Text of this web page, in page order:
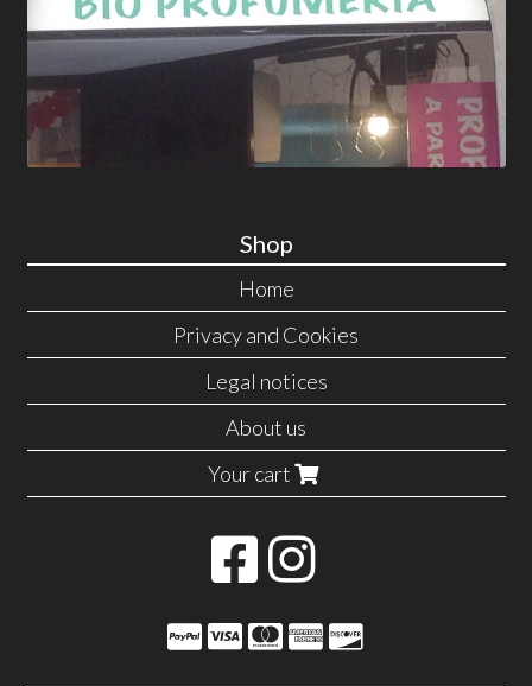
Shop
Home
Privacy and Cookies
Legal notices
About us
Your cart